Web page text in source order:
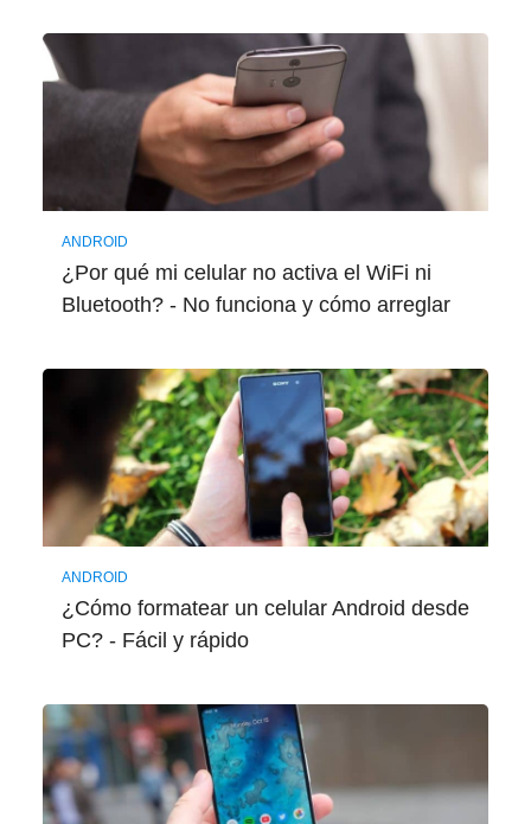
ANDROID
¿Por qué mi celular no activa el WiFi ni
Bluetooth? - No funciona y cómo arreglar
ANDROID
¿Cómo formatear un celular Android desde
PC? - Fácil y rápido